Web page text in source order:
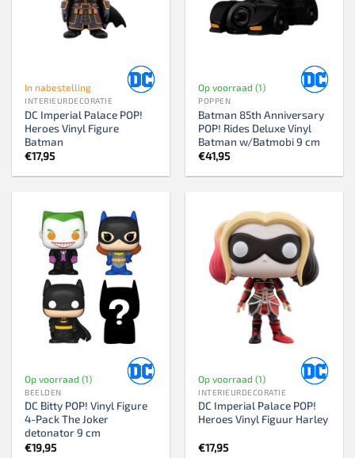
In nabestelling
INTERIEURDECORATIE
DC Imperial Palace POP!
Heroes Vinyl Figure
Batman
€17,95
Op voorraad (1)
POPPEN
Batman 85th Anniversary
POP! Rides Deluxe Vinyl
Batman w/Batmobi 9 cm
€41,95
Op voorraad (1)
BEELDEN
DC Bitty POP! Vinyl Figure
4-Pack The Joker
detonator 9 cm
€19,95
Op voorraad (1)
INTERIEURDECORATIE
DC Imperial Palace POP!
Heroes Vinyl Figuur Harley
€17,95